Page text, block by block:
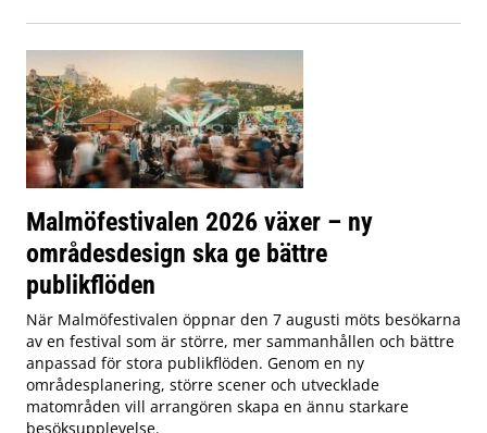
Malmöfestivalen 2026 växer – ny
områdesdesign ska ge bättre
publikflöden
När Malmöfestivalen öppnar den 7 augusti möts besökarna
av en festival som är större, mer sammanhållen och bättre
anpassad för stora publikflöden. Genom en ny
områdesplanering, större scener och utvecklade
matområden vill arrangören skapa en ännu starkare
besöksupplevelse.